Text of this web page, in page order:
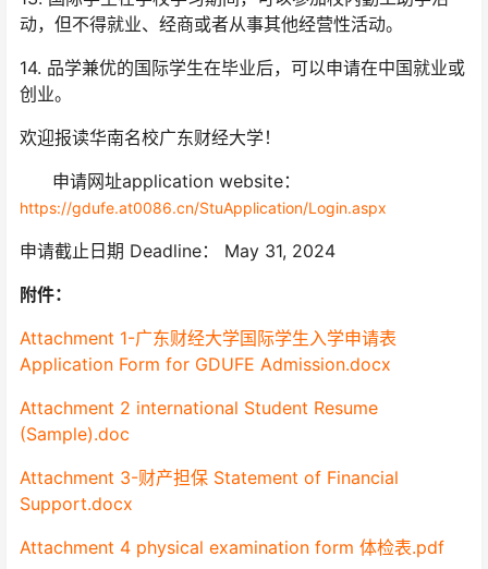
动，但不得就业、经商或者从事其他经营性活动。
14. 品学兼优的国际学生在毕业后，可以申请在中国就业或
创业。
欢迎报读华南名校广东财经大学！
申请网址application website：
https://gdufe.at0086.cn/StuApplication/Login.aspx
申请截止日期 Deadline： May 31, 2024
附件：
Attachment 1-广东财经大学国际学生入学申请表
Application Form for GDUFE Admission.docx
Attachment 2 international Student Resume
(Sample).doc
Attachment 3-财产担保 Statement of Financial
Support.docx
Attachment 4 physical examination form 体检表.pdf